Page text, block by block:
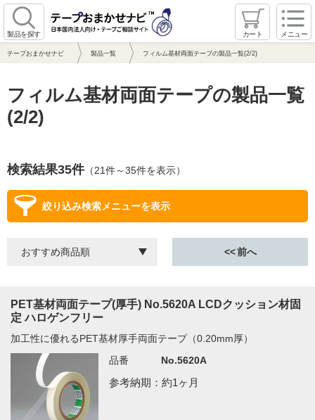
製品を探す カート メニュー
テープおまかせナビ 製品一覧 フィルム基材両面テープの製品一覧(2/2)
フィルム基材両面テープの製品一覧
(2/2)
検索結果35件（21件～35件を表示）
前へ
絞り込み検索メニューを表示
PET基材両面テープ(厚手) No.5620A LCDクッション材固
定 ハロゲンフリー
加工性に優れるPET基材厚手両面テープ（0.20mm厚）
品番
No.5620A
参考納期：約1ヶ月